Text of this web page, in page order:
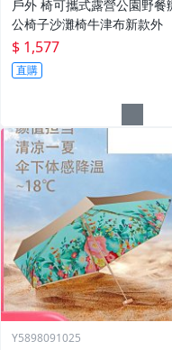
戶外 椅可攜式露營公園野餐
公椅子沙灘椅牛津布新款外
$ 1,577
直購
Y5898091025